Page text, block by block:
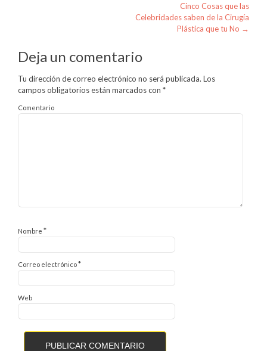
Cinco Cosas que las
Celebridades saben de la Cirugía
Plástica que tu No →
Deja un comentario
Tu dirección de correo electrónico no será publicada. Los
campos obligatorios están marcados con *
Comentario
Nombre *
Correo electrónico*
Web